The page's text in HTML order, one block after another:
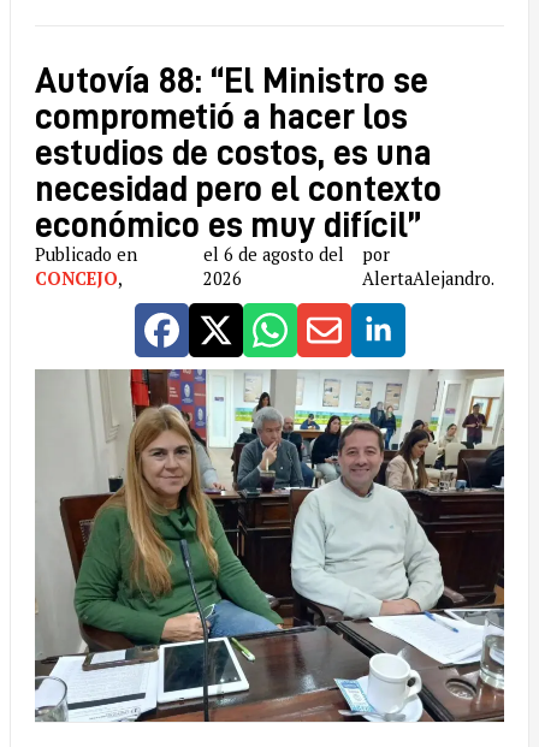
Autovía 88: “El Ministro se
comprometió a hacer los
estudios de costos, es una
necesidad pero el contexto
económico es muy difícil”
Publicado en
CONCEJO,
el 6 de agosto del
2026
por
AlertaAlejandro.